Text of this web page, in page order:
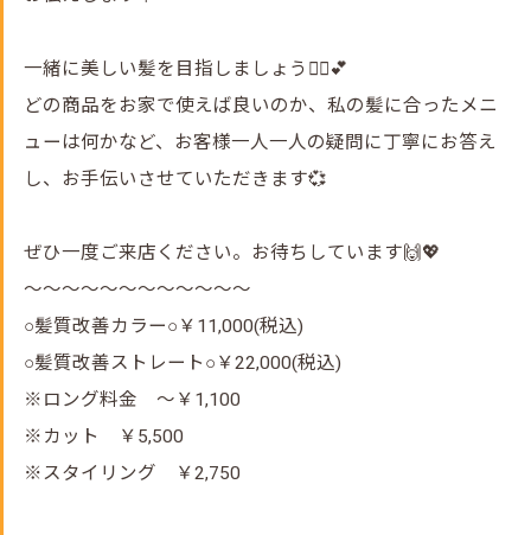
一緒に美しい髪を目指しましょう💁‍♀️💕
どの商品をお家で使えば良いのか、私の髪に合ったメニ
ューは何かなど、お客様一人一人の疑問に丁寧にお答え
し、お手伝いさせていただきます💞
ぜひ一度ご来店ください。お待ちしています🙌💖
～～～～～～～～～～～～
○髪質改善カラー○￥11,000(税込)
○髪質改善ストレート○￥22,000(税込)
※ロング料金 ～￥1,100
※カット ￥5,500
※スタイリング ￥2,750